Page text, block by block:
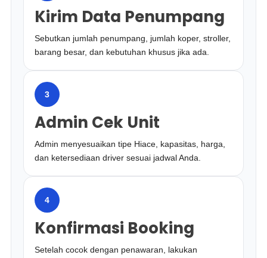
Kirim Data Penumpang
Sebutkan jumlah penumpang, jumlah koper, stroller,
barang besar, dan kebutuhan khusus jika ada.
3
Admin Cek Unit
Admin menyesuaikan tipe Hiace, kapasitas, harga,
dan ketersediaan driver sesuai jadwal Anda.
4
Konfirmasi Booking
Setelah cocok dengan penawaran, lakukan